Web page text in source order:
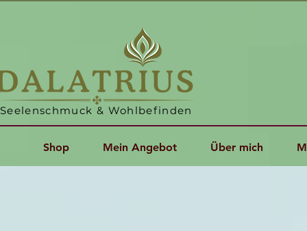
Seelenschmuck & Wohlbefinden
Shop Mein Angebot Über mich